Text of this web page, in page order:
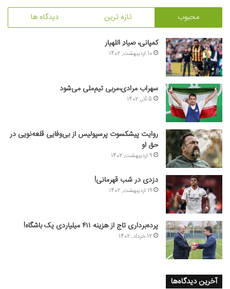
محبوب تازه ترین دیدگاه ها
کمپانی، صیادِ اللهیار
10 اردیبهشت, 1402
سهراب مرادی،مربی تیم‌ملی می‌شود
5 آذر, 1402
روایت پیشکسوت پرسپولیس از بی‌وفایی قلعه‌نویی در
حق او
9 اردیبهشت, 1402
دزدی در شب قهرمانی!
19 اردیبهشت, 1402
پرده‌برداری تاج از هزینه ۴۱۱ میلیاردی یک باشگاه!
12 خرداد, 1402
آخرین دیدگاه‌ها